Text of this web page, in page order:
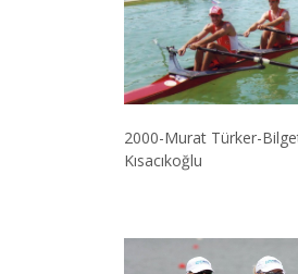
2000-Murat Türker-
Kısacıkoğlu